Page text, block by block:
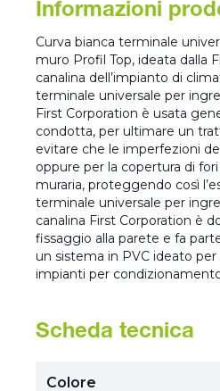
Informazioni
Curva bianca terminale
muro Profil Top, ideata dalla
canalina dell’impianto di
terminale universale per
First Corporation è usata
condotta, per ultimare un
evitare che le imperfezioni
oppure per la copertura di
muraria, proteggendo così
terminale universale per
canalina First Corporation è
fissaggio alla parete e fa
un sistema in PVC ideato per
impianti per
Scheda tecnica
Colore